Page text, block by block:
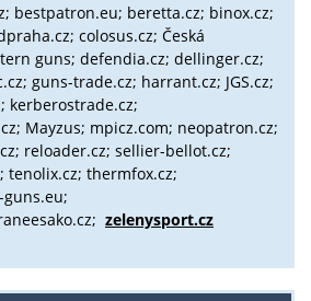
bestpatron.eu; beretta.cz; binox.cz;
colosus.cz; Česká
guns; defendia.cz; dellinger.cz;
guns-trade.cz; harrant.cz; JGS.cz;
kerberostrade.cz;
Mayzus; mpicz.com; neopatron.cz;
reloader.cz; sellier-bellot.cz;
tenolix.cz; thermfox.cz;
zelenysport.cz